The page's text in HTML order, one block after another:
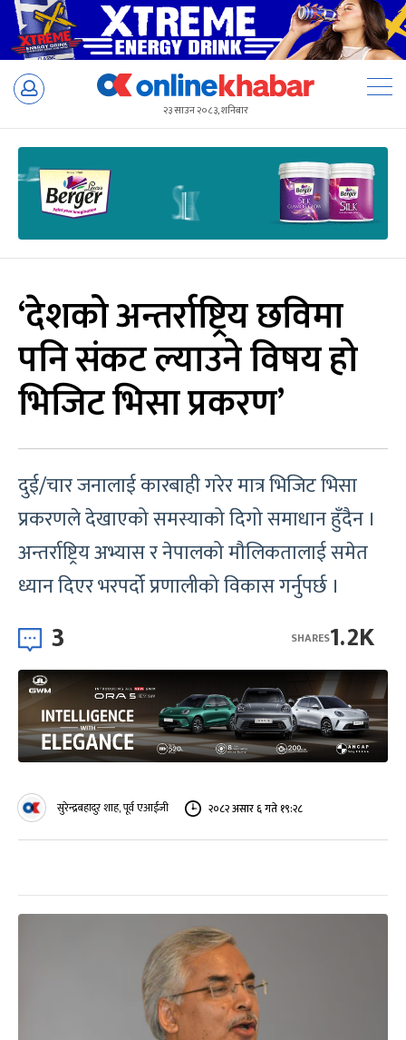
Skip
२३ साउन २०८३, शनिबार
‘देशको अन्तर्राष्ट्रिय छविमा
पनि संकट ल्याउने विषय हो
भिजिट भिसा प्रकरण’
दुई/चार जनालाई कारबाही गरेर मात्र भिजिट भिसा
प्रकरणले देखाएको समस्याको दिगो समाधान हुँदैन ।
अन्तर्राष्ट्रिय अभ्यास र नेपालको मौलिकतालाई समेत
ध्यान दिएर भरपर्दो प्रणालीको विकास गर्नुपर्छ ।
3 1.2K
SHARES
सुरेन्द्रबहादुर शाह, पूर्व एआईजी २०८२ असार ६ गते १९:२८